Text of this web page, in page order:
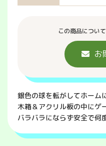
この商品につい
お
銀色の球を転がしてホーム
木箱＆アクリル板の中にゲ
バラバラにならず安全で何